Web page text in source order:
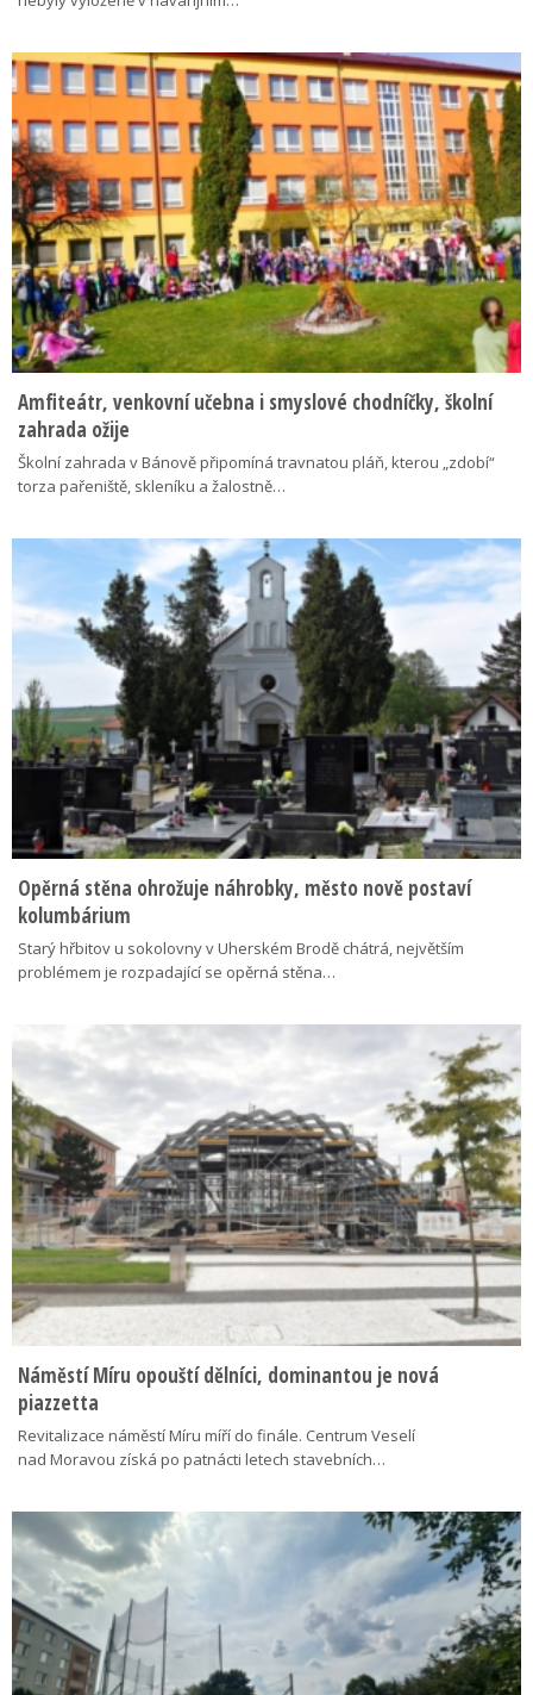
Amfiteátr, venkovní učebna i smyslové chodníčky, školní
zahrada ožije
Školní zahrada v Bánově připomíná travnatou pláň, kterou „zdobí“
torza pařeniště, skleníku a žalostně…
Opěrná stěna ohrožuje náhrobky, město nově postaví
kolumbárium
Starý hřbitov u sokolovny v Uherském Brodě chátrá, největším
problémem je rozpadající se opěrná stěna…
Náměstí Míru opouští dělníci, dominantou je nová
piazzetta
Revitalizace náměstí Míru míří do finále. Centrum Veselí
nad Moravou získá po patnácti letech stavebních…